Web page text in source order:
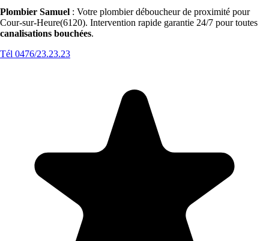
Plombier Samuel : Votre plombier déboucheur de proximité pour
Cour-sur-Heure(6120). Intervention rapide garantie 24/7 pour toutes
canalisations bouchées.
Tél 0476/23.23.23